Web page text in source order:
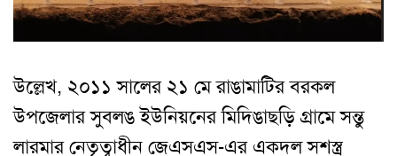
উল্লেখ, ২০১১ সালের ২১ মে রাঙামাটির বরকল
উপজেলার সুবলঙ ইউনিয়নের মিদিঙাছড়ি গ্রামে সন্তু
লারমার নেতৃত্বাধীন জেএসএস-এর একদল সশস্ত্র